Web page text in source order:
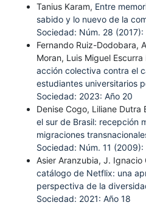
Tanius Karam, Entre
sabido y lo nuevo de la
Sociedad: Núm. 28 (2017):
Fernando Ruiz-Dodobara,
Moran, Luis Miguel Escurra
acción colectiva contra el
estudiantes universitarios
Sociedad: 2023: Año 20
Denise Cogo, Liliane Dutra
el sur de Brasil: recepción
migraciones
Sociedad: Núm. 11 (2009):
Asier Aranzubia, J. Ignacio
catálogo de Netflix: una
perspectiva de la
Sociedad: 2021: Año 18